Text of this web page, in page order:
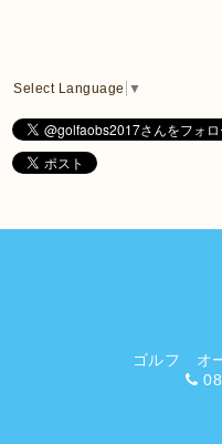
Select Language ▼
ゴルフ オ